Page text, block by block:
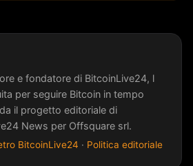
e fondatore di BitcoinLive24, l
per seguire Bitcoin in tempo
il progetto editoriale di
News per Offsquare srl.
BitcoinLive24 · Politica editoriale